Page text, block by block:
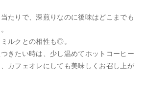
たりで、深煎りなのに後味はどこまでも
ルクとの相性も◎。
きたい時は、少し温めてホットコーヒー
カフェオレにしても美味しくお召し上が